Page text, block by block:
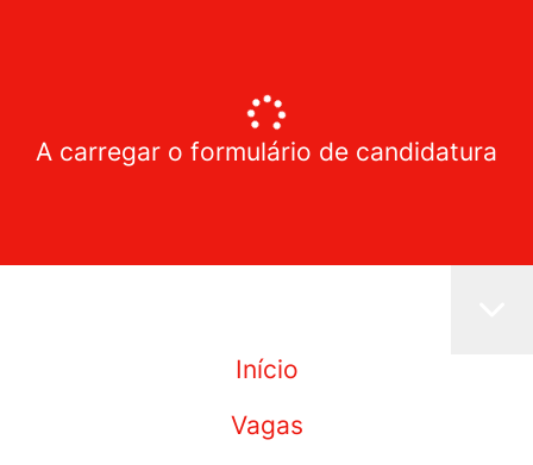
A carregar o formulário de candidatura
Início
Vagas